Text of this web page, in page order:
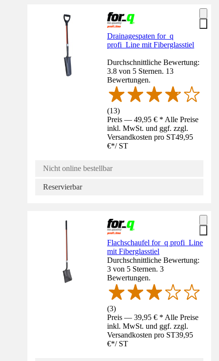
Drainagespaten for_q
profi_Line mit Fiberglasstiel
Durchschnittliche Bewertung:
3.8 von 5 Sternen. 13
Bewertungen.
(13)
Preis — 49,95 € * Alle Preise
inkl. MwSt. und ggf. zzgl.
Versandkosten pro ST49,95
€*/ ST
Nicht online bestellbar
Reservierbar
Flachschaufel for_q profi_Line
mit Fiberglasstiel
Durchschnittliche Bewertung:
3 von 5 Sternen. 3
Bewertungen.
(3)
Preis — 39,95 € * Alle Preise
inkl. MwSt. und ggf. zzgl.
Versandkosten pro ST39,95
€*/ ST